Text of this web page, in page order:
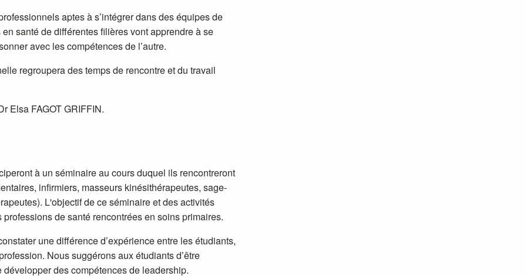
aptes à s’intégrer dans des équipes de
santé de différentes filières vont apprendre à se
avec les compétences de l’autre.
regroupera des temps de rencontre et du travail
Elsa FAGOT GRIFFIN.
à un séminaire au cours duquel ils rencontreront
infirmiers, masseurs kinésithérapeutes, sage-
L'objectif de ce séminaire et des activités
de santé rencontrées en soins primaires.
une différence d’expérience entre les étudiants,
Nous suggérons aux étudiants d’être
des compétences de leadership.